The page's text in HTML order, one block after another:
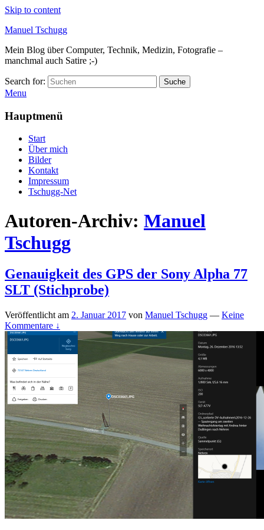
Skip to content
Manuel Tschugg
Mein Blog über Computer, Technik, Medizin, Fotografie –
manchmal auch Satire ;-)
Search for: Suche
Menu
Hauptmenü
Start
Über mich
Bilder
Kontakt
Impressum
Tschugg-Net
Autoren-Archiv: Manuel
Tschugg
Genauigkeit des GPS der Sony Alpha 77
SLT (Stichprobe)
Veröffentlicht am 2. Januar 2017 von Manuel Tschugg — Keine
Kommentare ↓